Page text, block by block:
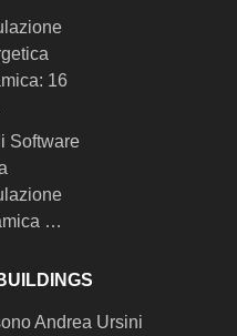
16
Software
…
Andrea Ursini